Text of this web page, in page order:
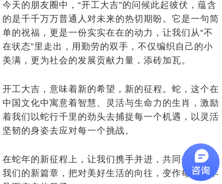
今天的朋友圈中，“开工大吉”的问候此起彼伏，蕴含
的是千千万万普通人对未来的热切期盼。它是一句简
单的祝福，更是一份实实在在的动力，让我们从“不
在状态”里走出，用勤劳的双手，不仅编织自己的小
美满，更为社会的发展贡献力量，添砖加瓦。
开工大吉，意味着新的希望，新的征程。蛇，这个在
中国文化中寓意着智慧、灵活与生命力的生肖，激励
着我们以蛇行千里的劲头去捕捉每一个机遇，以灵活
坚韧的身姿去应对每一个挑战。
在蛇年的新征程上，让我们携手并进，共同书写属于
我们的新篇章，把对美好生活的向往，变作每一个丰